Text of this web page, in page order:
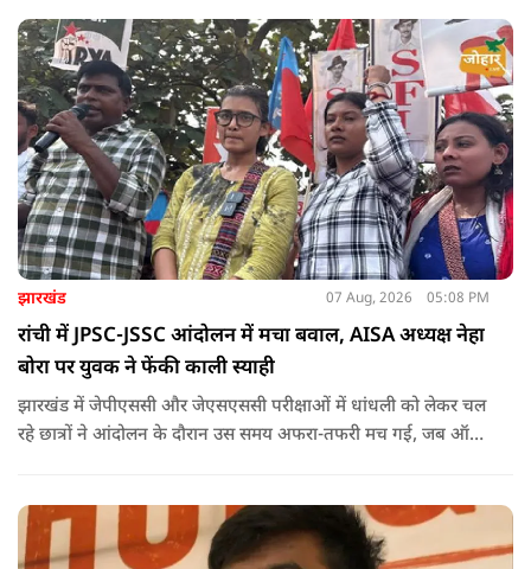
झारखंड 07 Aug, 2026 05:08 PM
रांची में JPSC-JSSC आंदोलन में मचा बवाल, AISA अध्यक्ष नेहा
बोरा पर युवक ने फेंकी काली स्याही
झारखंड में जेपीएससी और जेएसएससी परीक्षाओं में धांधली को लेकर चल
रहे छात्रों ने आंदोलन के दौरान उस समय अफरा-तफरी मच गई, जब ऑल